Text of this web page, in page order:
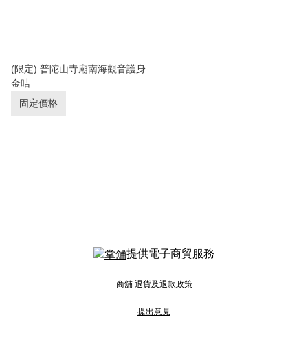
(限定) 普陀山寺廟南海觀音護身
金咭
固定價格
提供電子商貿服務
商舖 退貨及退款政策
提出意見